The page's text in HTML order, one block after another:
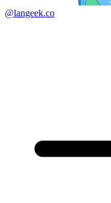
@langeek.co